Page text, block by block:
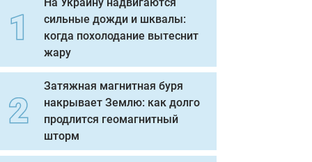
сильные дожди и шквалы:
когда похолодание вытеснит
жару
Затяжная магнитная буря
накрывает Землю: как долго
продлится геомагнитный
шторм